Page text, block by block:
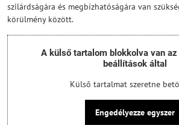
szilárdságára és megbízhatóságára van
körülmény között.
A külső tartalom blokkolva van
beállítások által
Külső tartalmat szeretne
Engedélyezze egyszer